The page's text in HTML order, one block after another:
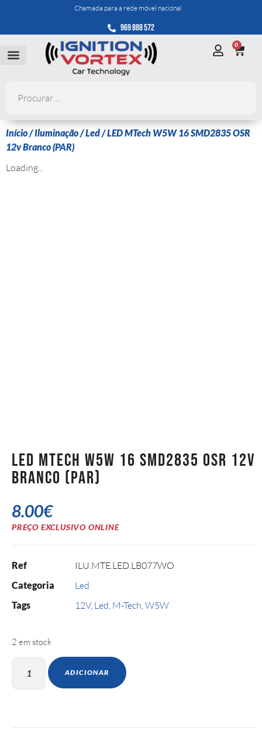
Chamada para a rede móvel nacional
969 888 572
0
Início/Iluminação/Led/ LED MTech W5W 16 SMD2835 OSR
12v Branco (PAR)
Loading...
LED MTech W5W 16 SMD2835 OSR 12v
Branco (PAR)
8.00€
PREÇO EXCLUSIVO ONLINE
Ref ILU.MTE.LED.LB077WO
Categoria Led
Tags 12V, Led M-Tech W5W
2 em stock
ADICIONAR